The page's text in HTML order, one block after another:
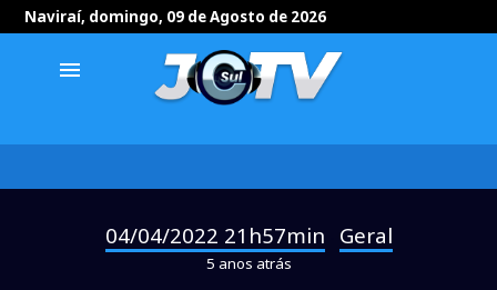
Naviraí, domingo, 09 de Agosto de 2026
menu
04/04/2022 21h57min Geral
5 anos atrás